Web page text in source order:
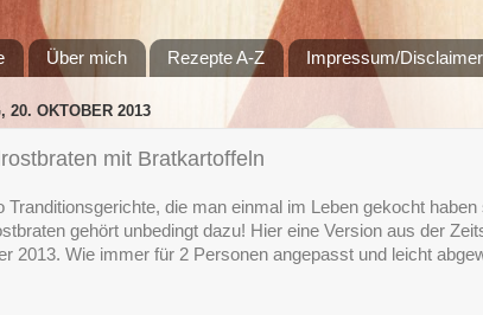
Über mich Rezepte A-Z Impressum/Disclaimer
20. OKTOBER 2013
mit Bratkartoffeln
Tranditionsgerichte, die man einmal im Leben gekocht haben
gehört unbedingt dazu! Hier eine Version aus der
2013. Wie immer für 2 Personen angepasst und leicht